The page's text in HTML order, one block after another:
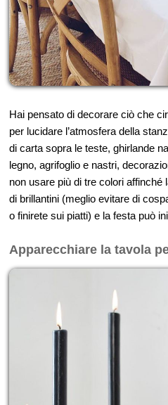
Hai pensato di decorare ciò che
per lucidare l’atmosfera della
di carta sopra le teste, ghirlande
legno, agrifoglio e nastri,
non usare più di tre colori affinché
di brillantini (meglio evitare di
o finirete sui piatti) e la festa può
Apparecchiare la tavola